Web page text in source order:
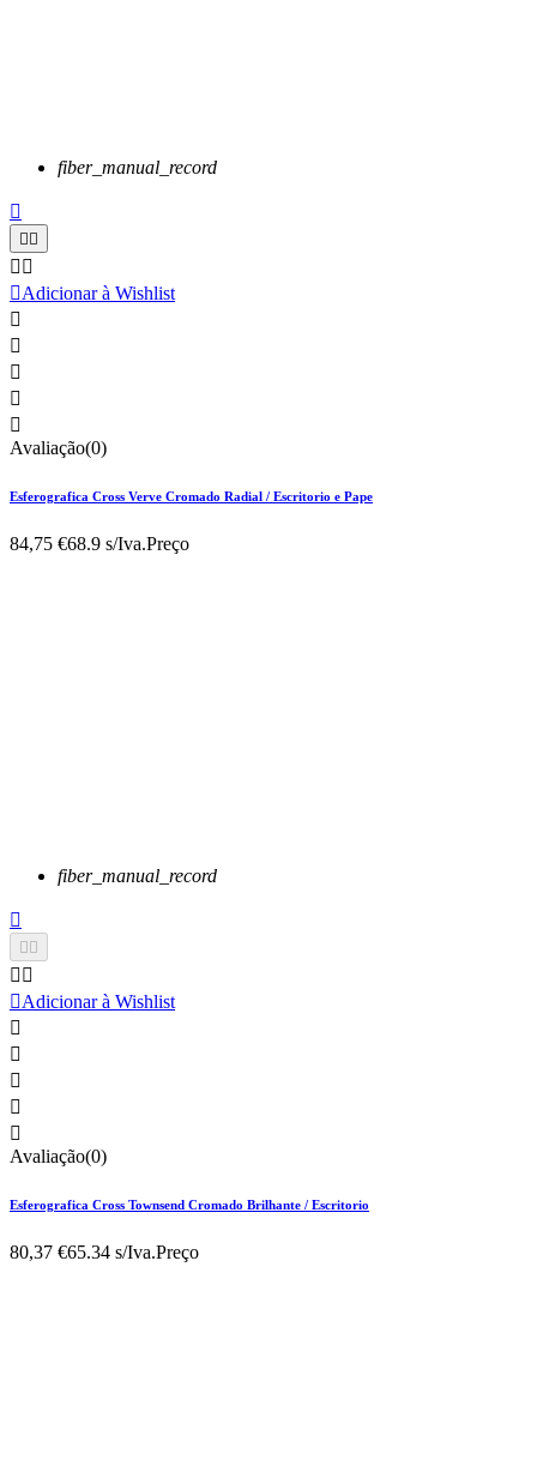
fiber_manual_record

 
 
Adicionar à Wishlist





Avaliação(0)
Esferografica Cross Verve Cromado Radial / Escritorio e Pape
84,75 €68.9 s/Iva.Preço
fiber_manual_record

 
 
Adicionar à Wishlist





Avaliação(0)
Esferografica Cross Townsend Cromado Brilhante / Escritorio
80,37 €65.34 s/Iva.Preço